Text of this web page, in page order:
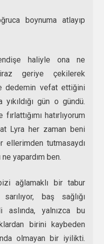
boynuma atlayıp
haliyle ona ne
geriye çekilerek
dedemin vefat ettiğini
yıkıldığı gün o gündü.
hatırlıyorum
Lyra her zaman beni
ellerimden tutmasaydı
yapardım ben.
ağlamaklı bir tabur
baş sağlığı
yalnızca bu
birini kaybeden
olmayan bir iyilikti.